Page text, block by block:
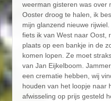
weerman gisteren was over
Ooster droog te halen, ik
mijn glanzend nieuwe
fiets ik van West naar Oost,
plaats op een bankje in de
komen lopen. Ze moet
van Jan Eijkelboom.
een crematie hebben, wij
houden van het loopje naar
afwisseling op prijs gesteld